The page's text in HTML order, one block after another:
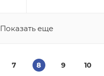
Показать еще
7 8 9 10